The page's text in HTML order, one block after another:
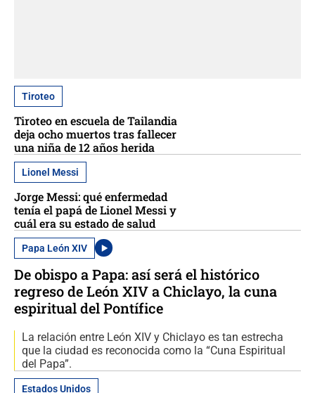
Tiroteo
Tiroteo en escuela de Tailandia
deja ocho muertos tras fallecer
una niña de 12 años herida
Lionel Messi
Jorge Messi: qué enfermedad
tenía el papá de Lionel Messi y
cuál era su estado de salud
Papa León XIV
De obispo a Papa: así será el histórico
regreso de León XIV a Chiclayo, la cuna
espiritual del Pontífice
La relación entre León XIV y Chiclayo es tan estrecha
que la ciudad es reconocida como la “Cuna Espiritual
del Papa”.
Estados Unidos